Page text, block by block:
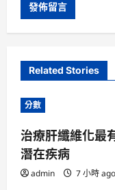
Related Stories
分數
治療肝纖維化最
潛在疾病
admin 7 小時 ago